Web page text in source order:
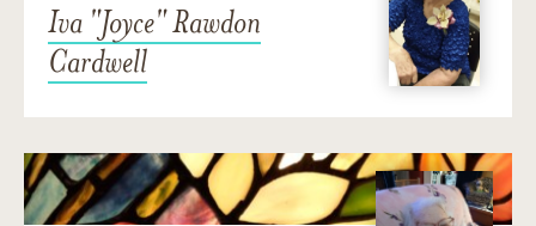
Iva "Joyce" Rawdon
Cardwell